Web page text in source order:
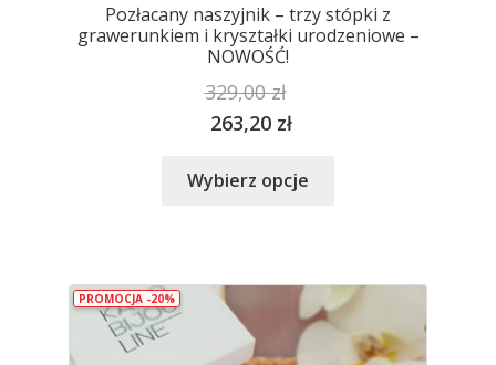
Pozłacany naszyjnik – trzy stópki z
grawerunkiem i kryształki urodzeniowe –
NOWOŚĆ!
329,00zł
263,20 zł
Wybierz opcje
wariantów.
Opcje
można
PROMOCJA -20%